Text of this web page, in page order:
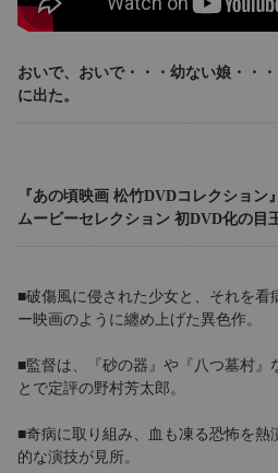
おいで、おいで・・・幼ない娘・・
に出た。
『あの頃映画 松竹DVDコレクショ
ムービーセレクション 初DVD化の目
■破傷風に侵された少女と、それを看
ー映画のように纏め上げた異色作。
■監督は、『砂の器』や『八つ墓村』
とで定評の野村芳太郎。
■奇病に取り組み、血も凍る恐怖を熱
的な演技が見所。